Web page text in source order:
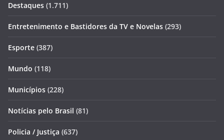
Destaques (1.711)
Entretenimento e Bastidores da TV e Novelas (293)
Esporte (387)
Mundo (118)
Municípios (228)
Notícias pelo Brasil (81)
Policia / Justiça (637)